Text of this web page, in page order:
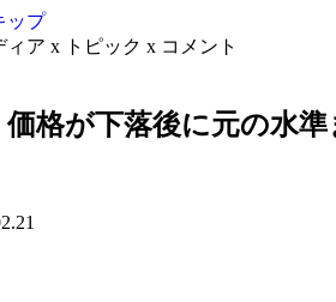
ップ
ア x トピック x コメント
格が下落後に元の水